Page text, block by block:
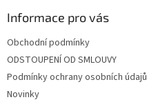
Informace pro vás
Obchodní podmínky
ODSTOUPENÍ OD SMLOUVY
Podmínky ochrany osobních údajů
Novinky